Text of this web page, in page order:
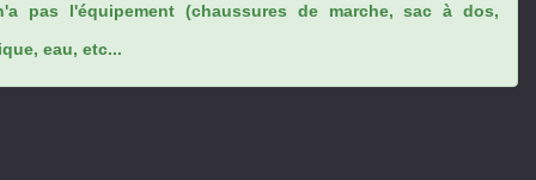
pas l'équipement (chaussures de marche, sac à dos,
eau, etc...